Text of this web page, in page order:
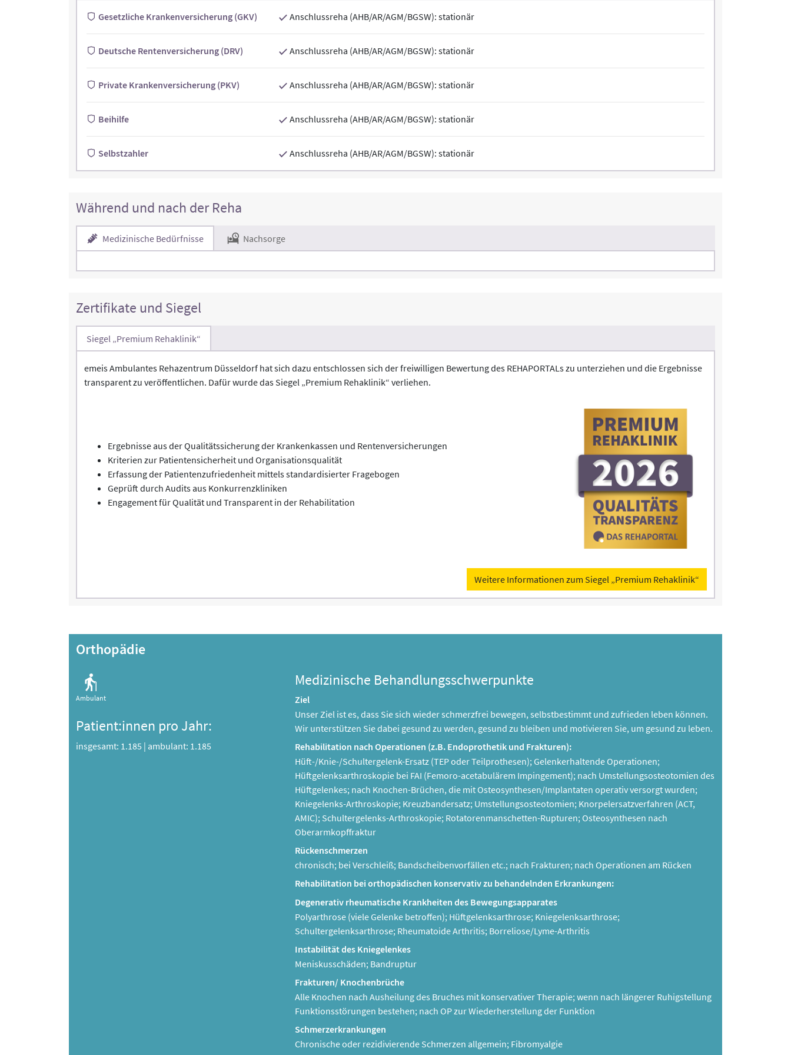
Gesetzliche Krankenversicherung (GKV) Anschlussreha (AHB/AR/AGM/BGSW): stationär
Deutsche Rentenversicherung (DRV) Anschlussreha (AHB/AR/AGM/BGSW): stationär
Private Krankenversicherung (PKV) Anschlussreha (AHB/AR/AGM/BGSW): stationär
Beihilfe Anschlussreha (AHB/AR/AGM/BGSW): stationär
Selbstzahler Anschlussreha (AHB/AR/AGM/BGSW): stationär
Während und nach der Reha
Medizinische Bedürfnisse Nachsorge
Zertifikate und Siegel
Siegel „Premium Rehaklinik“
emeis Ambulantes Rehazentrum Düsseldorf hat sich dazu entschlossen sich der freiwilligen Bewertung des REHAPORTALs zu unterziehen und die Ergebnisse
transparent zu veröffentlichen. Dafür wurde das Siegel „Premium Rehaklinik“ verliehen.
Ergebnisse aus der Qualitätssicherung der Krankenkassen und Rentenversicherungen
Kriterien zur Patientensicherheit und Organisationsqualität
Erfassung der Patientenzufriedenheit mittels standardisierter Fragebogen
Geprüft durch Audits aus Konkurrenzkliniken
Engagement für Qualität und Transparent in der Rehabilitation
Weitere Informationen zum Siegel „Premium Rehaklinik“
Orthopädie
Ambulant
Patient:innen pro Jahr:
insgesamt: 1.185 | ambulant: 1.185
Medizinische Behandlungsschwerpunkte
Ziel
Unser Ziel ist es, dass Sie sich wieder schmerzfrei bewegen, selbstbestimmt und zufrieden leben können.
Wir unterstützen Sie dabei gesund zu werden, gesund zu bleiben und motivieren Sie, um gesund zu leben.
Rehabilitation nach Operationen (z.B. Endoprothetik und Frakturen):
Hüft-/Knie-/Schultergelenk-Ersatz (TEP oder Teilprothesen); Gelenkerhaltende Operationen;
Hüftgelenksarthroskopie bei FAI (Femoro-acetabulärem Impingement); nach Umstellungsosteotomien des
Hüftgelenkes; nach Knochen-Brüchen, die mit Osteosynthesen/Implantaten operativ versorgt wurden;
Kniegelenks-Arthroskopie; Kreuzbandersatz; Umstellungsosteotomien; Knorpelersatzverfahren (ACT,
AMIC); Schultergelenks-Arthroskopie; Rotatorenmanschetten-Rupturen; Osteosynthesen nach
Oberarmkopffraktur
Rückenschmerzen
chronisch; bei Verschleiß; Bandscheibenvorfällen etc.; nach Frakturen; nach Operationen am Rücken
Rehabilitation bei orthopädischen konservativ zu behandelnden Erkrankungen:
Degenerativ rheumatische Krankheiten des Bewegungsapparates
Polyarthrose (viele Gelenke betroffen); Hüftgelenksarthrose; Kniegelenksarthrose;
Schultergelenksarthrose; Rheumatoide Arthritis; Borreliose/Lyme-Arthritis
Instabilität des Kniegelenkes
Meniskusschäden; Bandruptur
Frakturen/ Knochenbrüche
Alle Knochen nach Ausheilung des Bruches mit konservativer Therapie; wenn nach längerer Ruhigstellung
Funktionsstörungen bestehen; nach OP zur Wiederherstellung der Funktion
Schmerzerkrankungen
Chronische oder rezidivierende Schmerzen allgemein; Fibromyalgie